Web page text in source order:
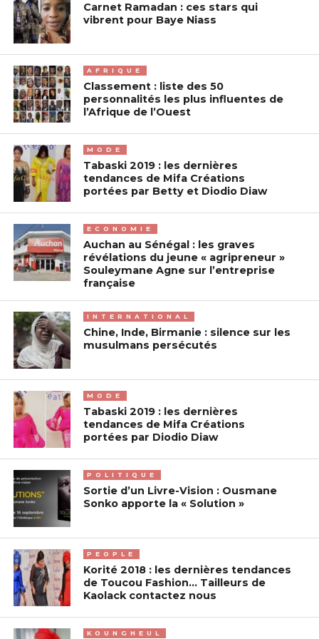
Carnet Ramadan : ces stars qui
vibrent pour Baye Niass
AFRIQUE
Classement : liste des 50
personnalités les plus influentes de
l’Afrique de l’Ouest
MODE
Tabaski 2019 : les dernières
tendances de Mifa Créations
portées par Betty et Diodio Diaw
ECONOMIE
Auchan au Sénégal : les graves
révélations du jeune « agripreneur »
Souleymane Agne sur l’entreprise
française
INTERNATIONAL
Chine, Inde, Birmanie : silence sur les
musulmans persécutés
MODE
Tabaski 2019 : les dernières
tendances de Mifa Créations
portées par Diodio Diaw
POLITIQUE
Sortie d’un Livre-Vision : Ousmane
Sonko apporte la « Solution »
PEOPLE
Korité 2018 : les dernières tendances
de Toucou Fashion… Tailleurs de
Kaolack contactez nous
KOUNGHEUL